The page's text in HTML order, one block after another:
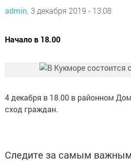
admin, 3 декабря 2019 - 13:08
Начало в 18.00
4 декабря в 18.00 в районном
сход граждан.
Следите за самым